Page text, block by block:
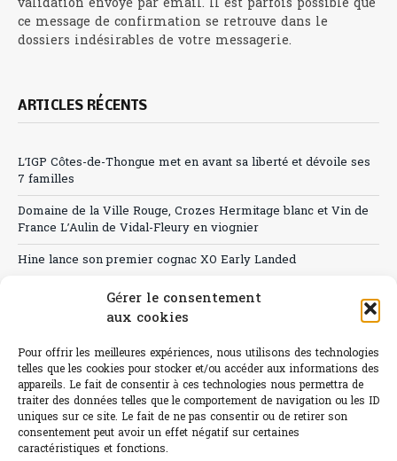
Gérer le consentement
aux cookies
Pour offrir les meilleures expériences, nous utilisons des technologies
telles que les cookies pour stocker et/ou accéder aux informations des
appareils. Le fait de consentir à ces technologies nous permettra de
traiter des données telles que le comportement de navigation ou les ID
uniques sur ce site. Le fait de ne pas consentir ou de retirer son
consentement peut avoir un effet négatif sur certaines
caractéristiques et fonctions.
validation envoyé par email. Il est parfois possible que
ce message de confirmation se retrouve dans le
dossiers indésirables de votre messagerie.
ARTICLES RÉCENTS
L’IGP Côtes-de-Thongue met en avant sa liberté et dévoile ses
7 familles
Domaine de la Ville Rouge, Crozes Hermitage blanc et Vin de
France L’Aulin de Vidal-Fleury en viognier
Hine lance son premier cognac XO Early Landed
Canicule : A quand le CHR à « l’heure espagnole » ?
Sélection de rosés 2026
L'abus d'alcool est dangereux pour la santé.